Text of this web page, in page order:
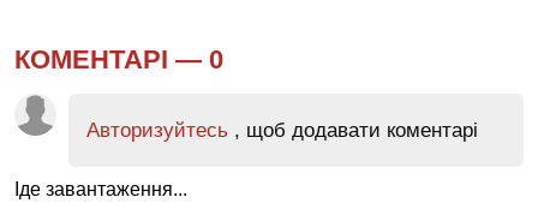
КОМЕНТАРІ — 0
Авторизуйтесь , щоб додавати коментарі
Іде завантаження...